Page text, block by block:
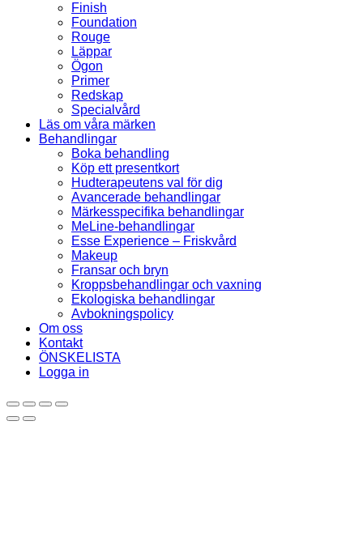
Finish
Foundation
Rouge
Läppar
Ögon
Primer
Redskap
Specialvård
Läs om våra märken
Behandlingar
Boka behandling
Köp ett presentkort
Hudterapeutens val för dig
Avancerade behandlingar
Märkesspecifika behandlingar
MeLine-behandlingar
Esse Experience – Friskvård
Makeup
Fransar och bryn
Kroppsbehandlingar och vaxning
Ekologiska behandlingar
Avbokningspolicy
Om oss
Kontakt
ÖNSKELISTA
Logga in